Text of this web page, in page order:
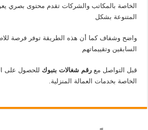
الخاصة بالمكاتب والشركات تقدم محتوى بصري
المتنوعة بشكل
واضح وشفاف كما أن هذه الطريقة توفر فرصة
السابقين وتقييماتهم
قبل التواصل معرقم شغالات بتبوك للحصول على
الخاصة بخدمات العمالة المنزلية.